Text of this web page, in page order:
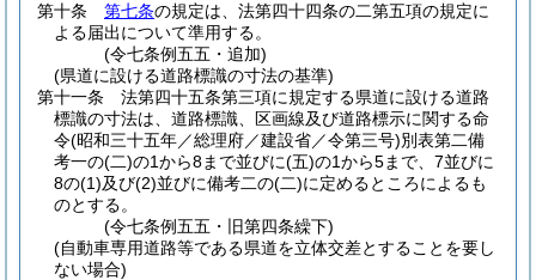
第十条
第七条の規定は、法第四十四条の二第五項の規定に
よる届出について準用する。
(令七条例五五・追加)
(県道に設ける道路標識の寸法の基準)
第十一条
法第四十五条第三項に規定する県道に設ける道路
標識の寸法は、道路標識、区画線及び道路標示に関する命
令(昭和三十五年／総理府／建設省／令第三号)別表第二備
考一の(二)の1から8まで並びに(五)の1から5まで、7並びに
8の(1)及び(2)並びに備考二の(二)に定めるところによるも
のとする。
(令七条例五五・旧第四条繰下)
(自動車専用道路等である県道を立体交差とすることを要し
ない場合)